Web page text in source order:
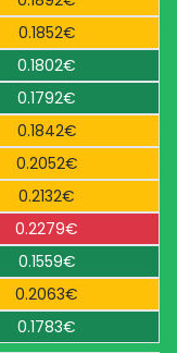
0.1852€
0.1802€
0.1792€
0.1842€
0.2052€
0.2132€
0.2279€
0.1559€
0.2063€
0.1783€